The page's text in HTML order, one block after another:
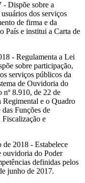
- Dispõe sobre a
dos serviços
de firma e da
País e institui a Carta de
- Regulamenta a Lei
sobre participação,
serviços públicos da
de Ouvidoria do
nº 8.910, de 22 de
Regimental e o Quadro
Funções de
e
de 2018 - Estabelece
ouvidoria do Poder
definidas pelos
junho de 2017.